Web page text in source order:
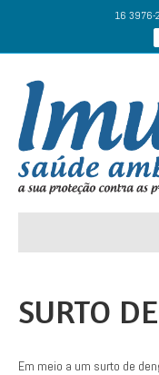
16
SURTO
Em meio a um surto de